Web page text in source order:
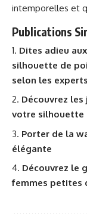
intemporelles et
Publications
Dites adieu
silhouette de
selon les
Découvrez
votre silhouette
Porter de la
élégante
Découvrez le
femmes petites